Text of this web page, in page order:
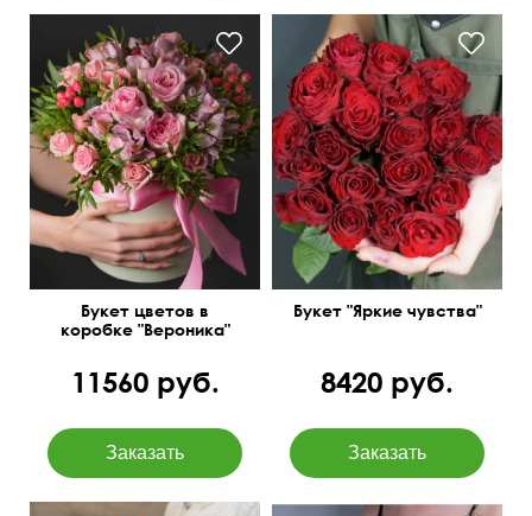
Цветочная композиция с
бесплатной доставкой.
Букет цветов в
коробке "Вероника"
11560 руб.
21 красная кенийская
роза
Букет "Яркие чувства"
8420 руб.